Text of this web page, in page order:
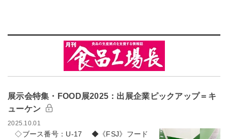
展示会特集・FOOD展2025：出展企業ピックアップ＝キ
ューケン
2025.10.01
◇ブース番号：U-17 ◆《FSJ》フード